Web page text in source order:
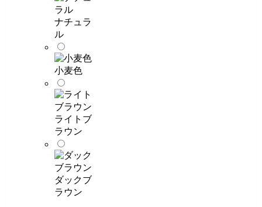
ナチュラ
ル
小麦色
ライトブ
ラウン
ダックブ
ラウン